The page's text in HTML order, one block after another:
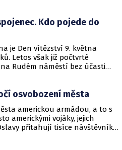
Kdo pojede do
je Den vítězství 9. května
Letos však již počtvrté
Rudém náměstí bez účasti
osvobození města
americkou armádou, a to s
americkými vojáky, jejich
přitahují tisíce návštěvníků,